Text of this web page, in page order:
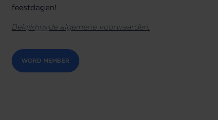
feestdagen!
Bekijkhierde algemene voorwaarden.
WORD MEMBER